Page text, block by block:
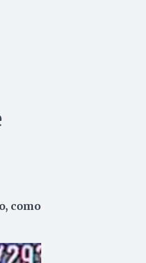
como